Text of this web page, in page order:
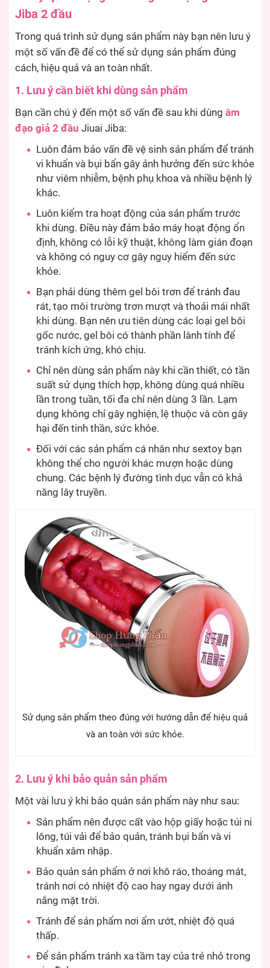
Jiba 2 đầu
Trong quá trình sử dụng sản phẩm này bạn nên lưu ý
một số vấn đề để có thể sử dụng sản phẩm đúng
cách, hiệu quả và an toàn nhất.
1. Lưu ý cần biết khi dùng sản phẩm
Bạn cần chú ý đến một số vấn đề sau khi dùng âm
đạo giả 2 đầu Jiuai Jiba:
Luôn đảm bảo vấn đề vệ sinh sản phẩm để tránh
vi khuẩn và bụi bẩn gây ảnh hưởng đến sức khỏe
như viêm nhiễm, bệnh phụ khoa và nhiều bệnh lý
khác.
Luôn kiểm tra hoạt động của sản phẩm trước
khi dùng. Điều này đảm bảo máy hoạt động ổn
định, không có lỗi kỹ thuật, không làm gián đoạn
và không có nguy cơ gây nguy hiểm đến sức
khỏe.
Bạn phải dùng thêm gel bôi trơn để tránh đau
rát, tạo môi trường trơn mượt và thoải mái nhất
khi dùng. Bạn nên ưu tiên dùng các loại gel bôi
gốc nước, gel bôi có thành phần lành tính để
tránh kích ứng, khó chịu.
Chỉ nên dùng sản phẩm này khi cần thiết, có tần
suất sử dụng thích hợp, không dùng quá nhiều
lần trong tuần, tối đa chỉ nên dùng 3 lần. Lạm
dụng không chỉ gây nghiện, lệ thuộc và còn gây
hại đến tinh thần, sức khỏe.
Đối với các sản phẩm cá nhân như sextoy bạn
không thể cho người khác mượn hoặc dùng
chung. Các bệnh lý đường tình dục vẫn có khả
năng lây truyền.
Sử dụng sản phẩm theo đúng với hướng dẫn để hiệu quả
và an toàn với sức khỏe.
2. Lưu ý khi bảo quản sản phẩm
Một vài lưu ý khi bảo quản sản phẩm này như sau:
Sản phẩm nên được cất vào hộp giấy hoặc túi ni
lông, túi vải để bảo quản, tránh bụi bẩn và vi
khuẩn xâm nhập.
Bảo quản sản phẩm ở nơi khô ráo, thoáng mát,
tránh nơi có nhiệt độ cao hay ngay dưới ánh
nắng mặt trời.
Tránh để sản phẩm nơi ẩm ướt, nhiệt độ quá
thấp.
Để sản phẩm tránh xa tầm tay của trẻ nhỏ trong